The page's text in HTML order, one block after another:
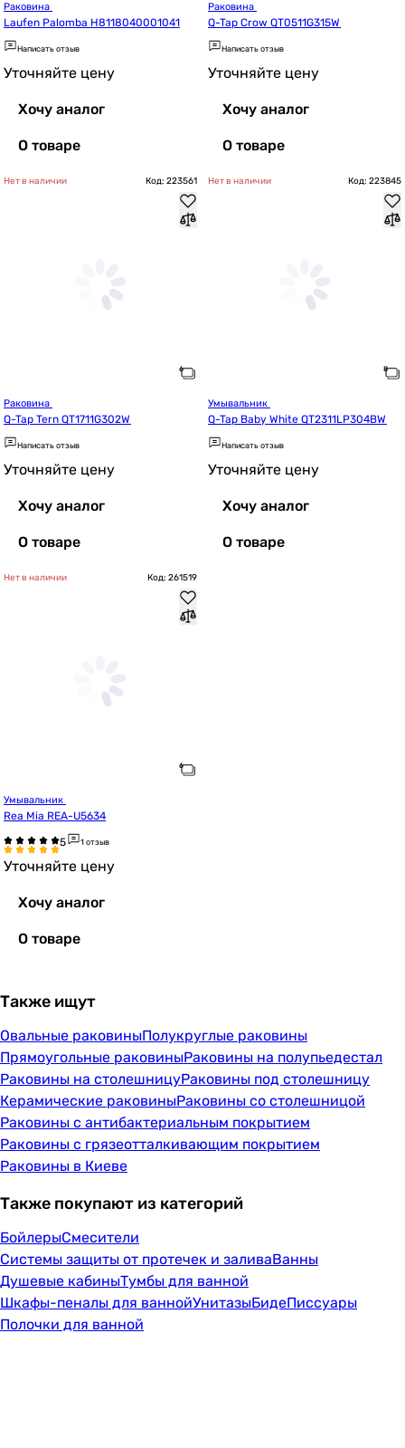
Laufen Palomba H8118040001041
Написать отзыв
Уточняйте цену
Хочу аналог
О товаре
Q-Tap Crow QT0511G315W
Написать отзыв
Уточняйте цену
Хочу аналог
О товаре
Нет в наличии Код: 223561
Q-Tap Tern QT1711G302W
Написать отзыв
Уточняйте цену
Хочу аналог
О товаре
Нет в наличии Код: 223845
Q-Tap Baby White QT2311LP304BW
Написать отзыв
Уточняйте цену
Хочу аналог
О товаре
Нет в наличии Код: 261519
Rea Mia REA-U5634
1 отзыв
Уточняйте цену
Хочу аналог
О товаре
Также ищут
Овальные раковиныПолукруглые раковины
Прямоугольные раковиныРаковины на полупьедестал
Раковины на столешницуРаковины под столешницу
Керамические раковиныРаковины со столешницой
Раковины с антибактериальным покрытием
Раковины с грязеотталкивающим покрытием
Раковины в Киеве
Также покупают из категорий
БойлерыСмесители
Системы защиты от протечек и заливаВанны
Душевые кабиныТумбы для ванной
Шкафы-пеналы для ваннойУнитазыБидеПиссуары
Полочки для ванной